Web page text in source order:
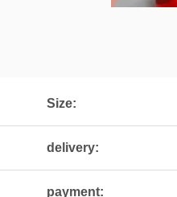
Size:
delivery:
payment: